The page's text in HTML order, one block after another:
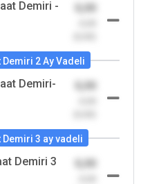
Demiri -
0,00
2 Ay Vadeli
Demiri-
0,00
3 ay vadeli
Demiri 3
0,00